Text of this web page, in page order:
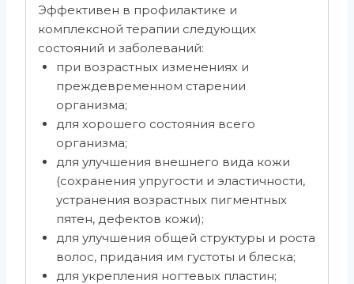
Эффективен в профилактике и
комплексной терапии следующих
состояний и заболеваний:
при возрастных изменениях и
преждевременном старении
организма;
для хорошего состояния всего
организма;
для улучшения внешнего вида кожи
(сохранения упругости и эластичности,
устранения возрастных пигментных
пятен, дефектов кожи);
для улучшения общей структуры и роста
волос, придания им густоты и блеска;
для укрепления ногтевых пластин;